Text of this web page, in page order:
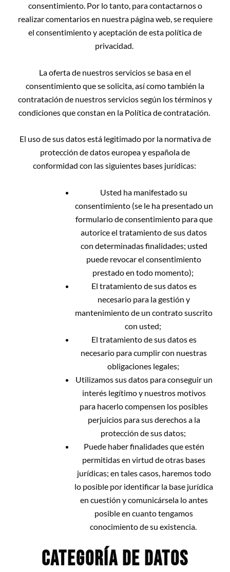
consentimiento. Por lo tanto, para contactarnos o
realizar comentarios en nuestra página web, se requiere
el consentimiento y aceptación de esta política de
privacidad.
La oferta de nuestros servicios se basa en el
consentimiento que se solicita, así como también la
contratación de nuestros servicios según los términos y
condiciones que constan en la Política de contratación.
El uso de sus datos está legitimado por la normativa de
protección de datos europea y española de
conformidad con las siguientes bases jurídicas:
Usted ha manifestado su
consentimiento (se le ha presentado un
formulario de consentimiento para que
autorice el tratamiento de sus datos
con determinadas finalidades; usted
puede revocar el consentimiento
prestado en todo momento);
El tratamiento de sus datos es
necesario para la gestión y
mantenimiento de un contrato suscrito
con usted;
El tratamiento de sus datos es
necesario para cumplir con nuestras
obligaciones legales;
Utilizamos sus datos para conseguir un
interés legítimo y nuestros motivos
para hacerlo compensen los posibles
perjuicios para sus derechos a la
protección de sus datos;
Puede haber finalidades que estén
permitidas en virtud de otras bases
jurídicas; en tales casos, haremos todo
lo posible por identificar la base jurídica
en cuestión y comunicársela lo antes
posible en cuanto tengamos
conocimiento de su existencia.
CATEGORÍA DE DATOS